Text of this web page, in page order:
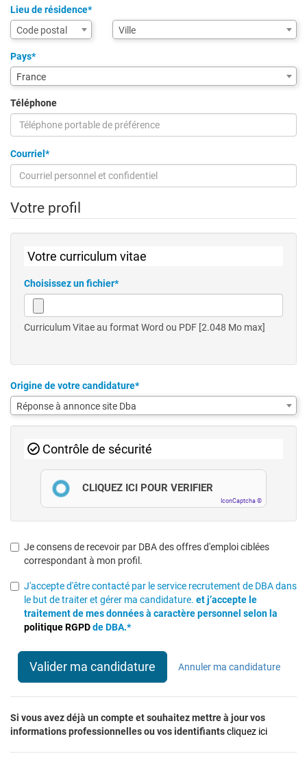
Lieu de résidence*
Assistance
de
saisie
pour
la
via
code
postal
Code postal Ville
Ville
Pays*
France
Téléphone
Courriel*
Votre profil
Votre curriculum vitae
Choisissez un fichier*
Curriculum Vitae au format Word ou PDF [2.048 Mo max]
Origine de votre candidature*
Réponse à annonce site Dba
Contrôle de sécurité
IconCaptcha ©
CLIQUEZ ICI POUR VÉRIFIER
Je consens de recevoir par DBA des offres d'emploi ciblées
correspondant à mon profil.
J'accepte d'être contacté par le service recrutement de DBA dans
le but de traiter et gérer ma candidature. et j’accepte le
traitement de mes données à caractère personnel selon la
politique RGPDde DBA.*
Valider ma candidature Annuler ma candidature
Si vous avez déjà un compte et souhaitez mettre à jour vos
informations professionnelles ou vos identifiantscliquez ici